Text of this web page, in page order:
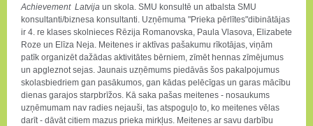
Achievement Latvija un skola. SMU konsultē un atbalsta SMU
konsultanti/biznesa konsultanti. Uzņēmuma "Prieka pērlītes"dibinātājas
ir 4. re klases skolnieces Rēzija Romanovska, Paula Vlasova, Elizabete
Roze un Elīza Neja. Meitenes ir aktīvas pašakumu rīkotājas, viņām
patīk organizēt dažādas aktivitātes bērniem, zīmēt hennas zīmējumus
un apgleznot sejas. Jaunais uzņēmums piedāvās šos pakalpojumus
skolasbiedriem gan pasākumos, gan kādas pelēcīgas un garas mācību
dienas garajos starpbrīžos. Kā saka pašas meitenes - nosaukums
uzņēmumam nav radies nejauši, tas atspoguļo to, ko meitenes vēlas
darīt - dāvāt citiem mazus prieka mirkļus. Meitenes ar savu darbību